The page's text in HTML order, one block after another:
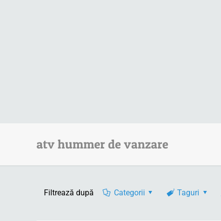
atv hummer de vanzare
Filtrează după Categorii Taguri